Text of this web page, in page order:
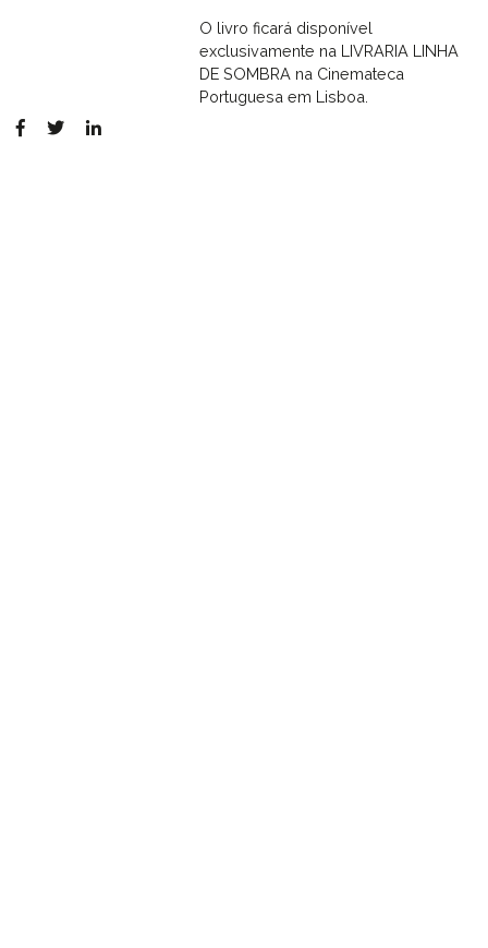
O livro ficará disponível
exclusivamente na LIVRARIA LINHA
DE SOMBRA na Cinemateca
Portuguesa em Lisboa.